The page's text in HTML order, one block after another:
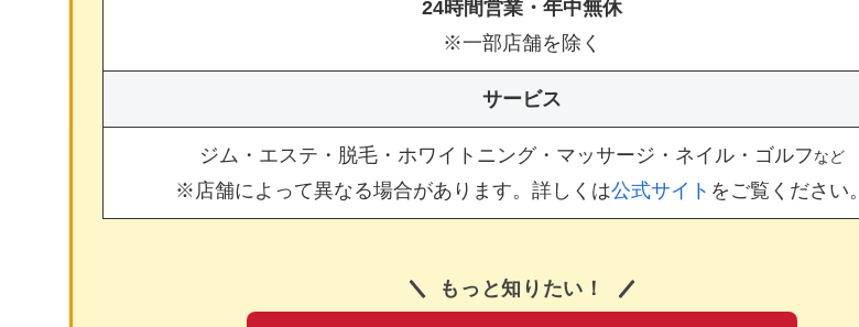
24時間営業・年中無休
※一部店舗を除く
サービス
ジム・エステ・脱毛・ホワイトニング・マッサージ・ネイル・ゴルフなど
※店舗によって異なる場合があります。詳しくは公式サイト をご覧ください。
もっと知りたい！